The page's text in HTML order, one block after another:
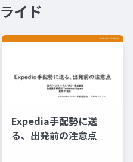
イド
Expedia手配勢に送
る、出発前の注意点